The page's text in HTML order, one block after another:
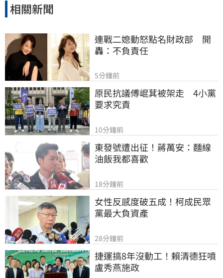
相關新聞
連戰二媳動怒點名財政部　開
轟：不負責任
5分鐘前
原民抗議傅崐萁被架走　4小黨
要求究責
10分鐘前
東發號遭出征！蔣萬安：麵線
油飯我都喜歡
18分鐘前
女性反感度破五成！柯成民眾
黨最大負資產
28分鐘前
捷運搞8年沒動工！賴清德狂噴
盧秀燕施政